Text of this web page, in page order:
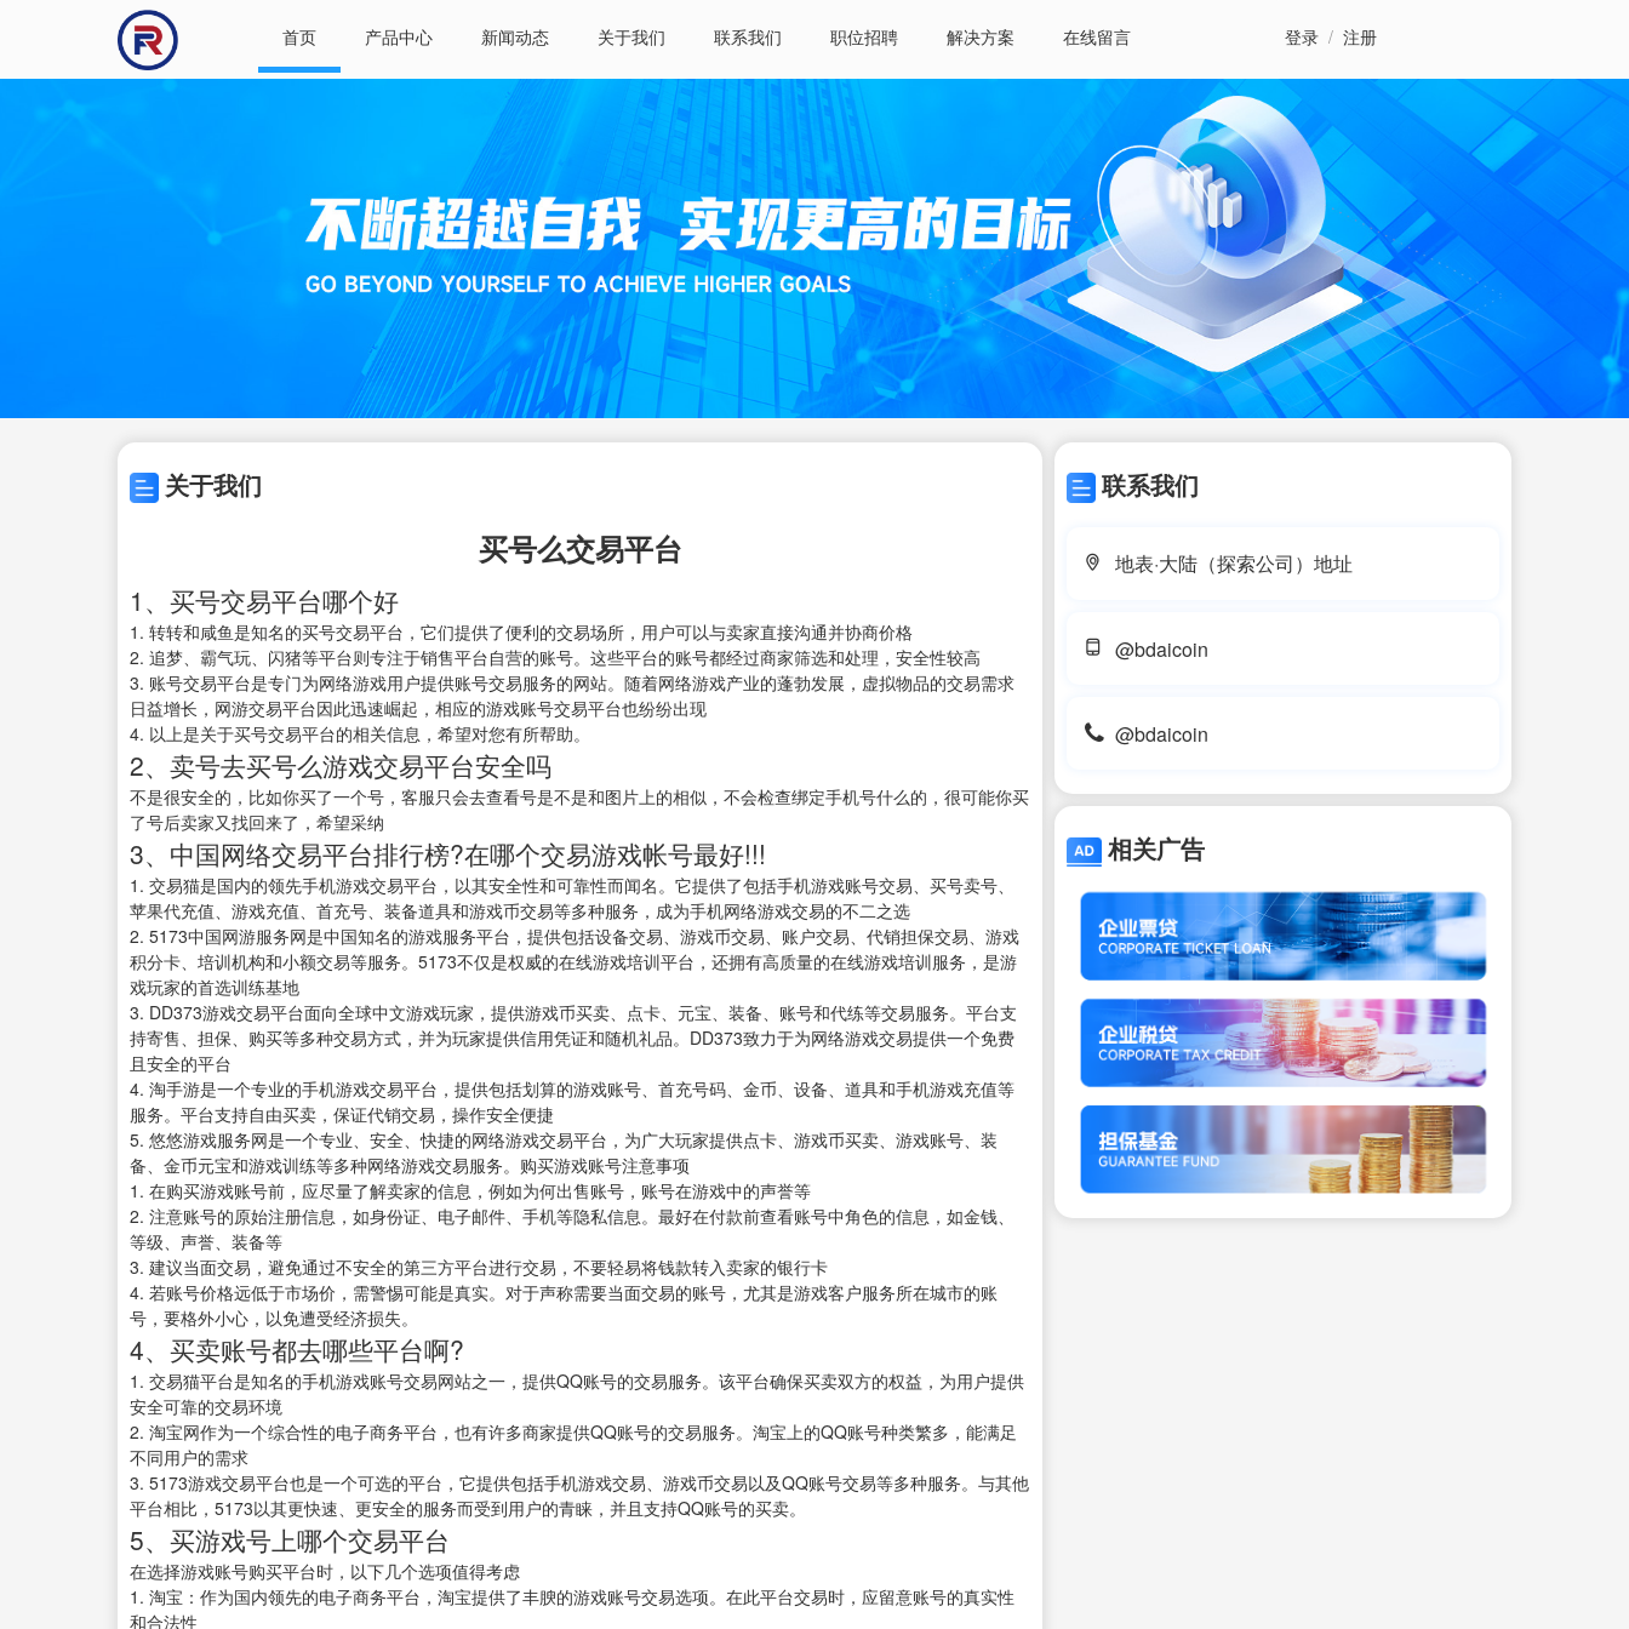
首页 产品中心 新闻动态 关于我们 联系我们 职位招聘 解决方案 在线留言 登录 / 注册
关于我们
买号么交易平台
1、买号交易平台哪个好
1. 转转和咸鱼是知名的买号交易平台，它们提供了便利的交易场所，用户可以与卖家直接沟通并协商价格
2. 追梦、霸气玩、闪猪等平台则专注于销售平台自营的账号。这些平台的账号都经过商家筛选和处理，安全性较高
3. 账号交易平台是专门为网络游戏用户提供账号交易服务的网站。随着网络游戏产业的蓬勃发展，虚拟物品的交易需求
日益增长，网游交易平台因此迅速崛起，相应的游戏账号交易平台也纷纷出现
4. 以上是关于买号交易平台的相关信息，希望对您有所帮助。
2、卖号去买号么游戏交易平台安全吗
不是很安全的，比如你买了一个号，客服只会去查看号是不是和图片上的相似，不会检查绑定手机号什么的，很可能你买
了号后卖家又找回来了，希望采纳
3、中国网络交易平台排行榜?在哪个交易游戏帐号最好!!!
1. 交易猫是国内的领先手机游戏交易平台，以其安全性和可靠性而闻名。它提供了包括手机游戏账号交易、买号卖号、
苹果代充值、游戏充值、首充号、装备道具和游戏币交易等多种服务，成为手机网络游戏交易的不二之选
2. 5173中国网游服务网是中国知名的游戏服务平台，提供包括设备交易、游戏币交易、账户交易、代销担保交易、游戏
积分卡、培训机构和小额交易等服务。5173不仅是权威的在线游戏培训平台，还拥有高质量的在线游戏培训服务，是游
戏玩家的首选训练基地
3. DD373游戏交易平台面向全球中文游戏玩家，提供游戏币买卖、点卡、元宝、装备、账号和代练等交易服务。平台支
持寄售、担保、购买等多种交易方式，并为玩家提供信用凭证和随机礼品。DD373致力于为网络游戏交易提供一个免费
且安全的平台
4. 淘手游是一个专业的手机游戏交易平台，提供包括划算的游戏账号、首充号码、金币、设备、道具和手机游戏充值等
服务。平台支持自由买卖，保证代销交易，操作安全便捷
5. 悠悠游戏服务网是一个专业、安全、快捷的网络游戏交易平台，为广大玩家提供点卡、游戏币买卖、游戏账号、装
备、金币元宝和游戏训练等多种网络游戏交易服务。购买游戏账号注意事项
1. 在购买游戏账号前，应尽量了解卖家的信息，例如为何出售账号，账号在游戏中的声誉等
2. 注意账号的原始注册信息，如身份证、电子邮件、手机等隐私信息。最好在付款前查看账号中角色的信息，如金钱、
等级、声誉、装备等
3. 建议当面交易，避免通过不安全的第三方平台进行交易，不要轻易将钱款转入卖家的银行卡
4. 若账号价格远低于市场价，需警惕可能是真实。对于声称需要当面交易的账号，尤其是游戏客户服务所在城市的账
号，要格外小心，以免遭受经济损失。
4、买卖账号都去哪些平台啊?
1. 交易猫平台是知名的手机游戏账号交易网站之一，提供QQ账号的交易服务。该平台确保买卖双方的权益，为用户提供
安全可靠的交易环境
2. 淘宝网作为一个综合性的电子商务平台，也有许多商家提供QQ账号的交易服务。淘宝上的QQ账号种类繁多，能满足
不同用户的需求
3. 5173游戏交易平台也是一个可选的平台，它提供包括手机游戏交易、游戏币交易以及QQ账号交易等多种服务。与其他
平台相比，5173以其更快速、更安全的服务而受到用户的青睐，并且支持QQ账号的买卖。
5、买游戏号上哪个交易平台
在选择游戏账号购买平台时，以下几个选项值得考虑
1. 淘宝：作为国内领先的电子商务平台，淘宝提供了丰腴的游戏账号交易选项。在此平台交易时，应留意账号的真实性
和合法性
联系我们
地表·大陆（探索公司）地址
@bdaicoin
@bdaicoin
相关广告